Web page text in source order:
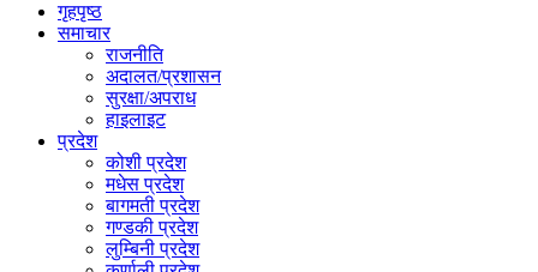
गृहपृष्ठ
समाचार
राजनीति
अदालत/प्रशासन
सुरक्षा/अपराध
हाइलाइट
प्रदेश
कोशी प्रदेश
मधेस प्रदेश
बागमती प्रदेश
गण्डकी प्रदेश
लुम्बिनी प्रदेश